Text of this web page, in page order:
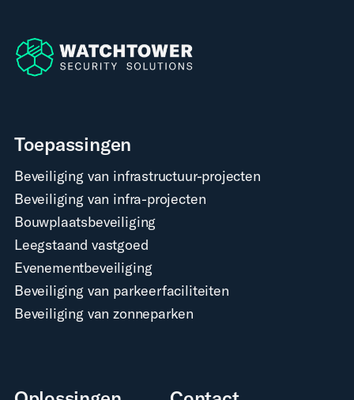
Toepassingen
Beveiliging van infrastructuur-projecten
Beveiliging van infra-projecten
Bouwplaatsbeveiliging
Leegstaand vastgoed
Evenementbeveiliging
Beveiliging van parkeerfaciliteiten
Beveiliging van zonneparken